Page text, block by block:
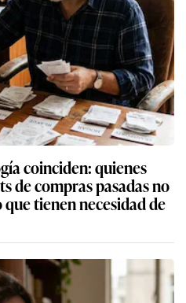
coinciden: quienes
de compras pasadas no
tienen necesidad de